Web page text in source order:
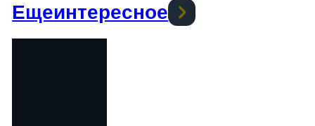
Ещеинтересное